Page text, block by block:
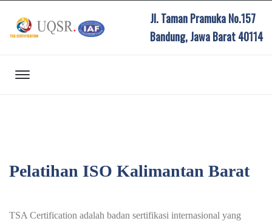
Jl. Taman Pramuka No.157
Bandung, Jawa Barat 40114
Pelatihan ISO Kalimantan Barat
TSA Certification adalah badan sertifikasi internasional yang